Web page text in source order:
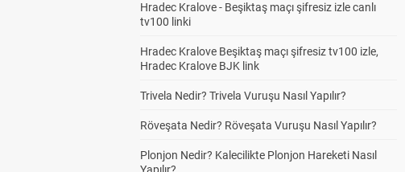
Hradec Kralove - Beşiktaş maçı şifresiz izle canlı
tv100 linki
Hradec Kralove Beşiktaş maçı şifresiz tv100 izle,
Hradec Kralove BJK link
Trivela Nedir? Trivela Vuruşu Nasıl Yapılır?
Röveşata Nedir? Röveşata Vuruşu Nasıl Yapılır?
Plonjon Nedir? Kalecilikte Plonjon Hareketi Nasıl